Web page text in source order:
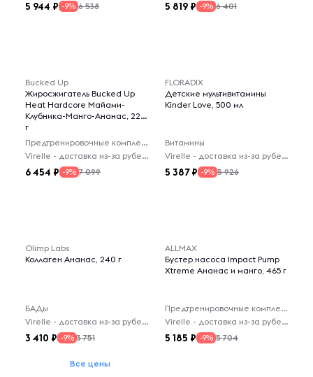
5 944 -9% 6 538 5 819 -9% 6 401
Bucked Up
Жиросжигатель Bucked Up
Heat Hardcore Майами-
Клубника-Манго-Ананас, 228
г
Предтренировочные комплексы
Virelle - доставка из-за рубежа
6 454 -9% 7 099
FLORADIX
Детские мультивитамины
Kinder Love, 500 мл
Витамины
Virelle - доставка из-за рубежа
5 387 -9% 5 926
Olimp Labs
Коллаген Ананас, 240 г
БАДы
Virelle - доставка из-за рубежа
3 410 -9% 3 751
Все цены
ALLMAX
Бустер насоса Impact Pump
Xtreme Ананас и манго, 465 г
Предтренировочные комплексы
Virelle - доставка из-за рубежа
5 185 -9% 5 704